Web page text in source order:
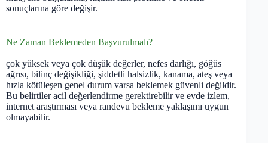
sonuçlarına göre değişir.
Ne Zaman Beklemeden Başvurulmalı?
çok yüksek veya çok düşük değerler, nefes darlığı, göğüs
ağrısı, bilinç değişikliği, şiddetli halsizlik, kanama, ateş veya
hızla kötüleşen genel durum varsa beklemek güvenli değildir.
Bu belirtiler acil değerlendirme gerektirebilir ve evde izlem,
internet araştırması veya randevu bekleme yaklaşımı uygun
olmayabilir.